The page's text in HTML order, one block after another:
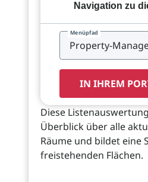
Navigation zu
Menüpfad
IN IHREM
Diese
Überblick über alle
Räume und bildet eine
freistehenden Flächen.